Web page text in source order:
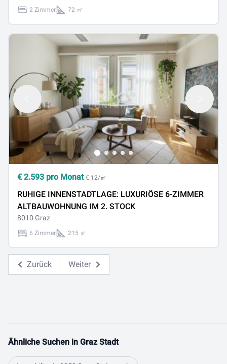
2 Zimmer 72 ㎡
€ 2.593 pro Monat € 12/㎡
RUHIGE INNENSTADTLAGE: LUXURIÖSE 6-ZIMMER
ALTBAUWOHNUNG IM 2. STOCK
8010 Graz
6 Zimmer 215 ㎡
Zurück Weiter
Ähnliche Suchen in Graz Stadt